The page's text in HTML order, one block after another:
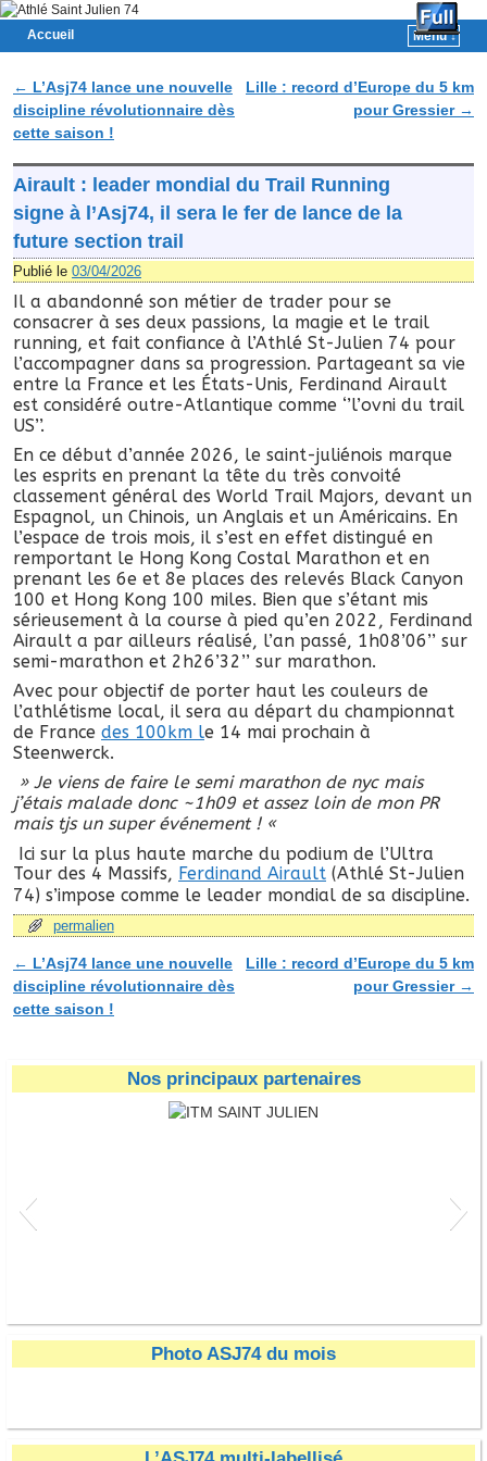
Accueil
Menu ↓
Navigation des articles
← L’Asj74 lance une nouvelle
discipline révolutionnaire dès
cette saison !
Lille : record d’Europe du 5 km
pour Gressier →
Airault : leader mondial du Trail Running
signe à l’Asj74, il sera le fer de lance de la
future section trail
Publié le 03/04/2026
Il a abandonné son métier de trader pour se
consacrer à ses deux passions, la magie et le trail
running, et fait confiance à l’Athlé St-Julien 74 pour
l’accompagner dans sa progression. Partageant sa vie
entre la France et les États-Unis, Ferdinand Airault
est considéré outre-Atlantique comme ‘’l’ovni du trail
US’’.
En ce début d’année 2026, le saint-juliénois marque
les esprits en prenant la tête du très convoité
classement général des World Trail Majors, devant un
Espagnol, un Chinois, un Anglais et un Américains. En
l’espace de trois mois, il s’est en effet distingué en
remportant le Hong Kong Costal Marathon et en
prenant les 6e et 8e places des relevés Black Canyon
100 et Hong Kong 100 miles. Bien que s’étant mis
sérieusement à la course à pied qu’en 2022, Ferdinand
Airault a par ailleurs réalisé, l’an passé, 1h08’06’’ sur
semi-marathon et 2h26’32’’ sur marathon.
Avec pour objectif de porter haut les couleurs de
l’athlétisme local, il sera au départ du championnat
de France des 100km le 14 mai prochain à
Steenwerck.
» Je viens de faire le semi marathon de nyc mais
j’étais malade donc ~1h09 et assez loin de mon PR
mais tjs un super événement ! «
Ici sur la plus haute marche du podium de l’Ultra
Tour des 4 Massifs, Ferdinand Airault (Athlé St-Julien
74) s’impose comme le leader mondial de sa discipline.
permalien
Navigation des articles
← L’Asj74 lance une nouvelle
discipline révolutionnaire dès
cette saison !
Lille : record d’Europe du 5 km
pour Gressier →
Nos principaux partenaires
ITM SAINT JULIEN
Photo ASJ74 du mois